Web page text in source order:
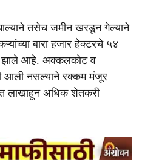
तसेच जमीन खरडून गेल्याने
बारा हजार हेक्टरचे ५४
झाले आहे. अक्कलकोट व
आली नसल्याने रक्कम मंजूर
लाखाहून अधिक शेतकरी